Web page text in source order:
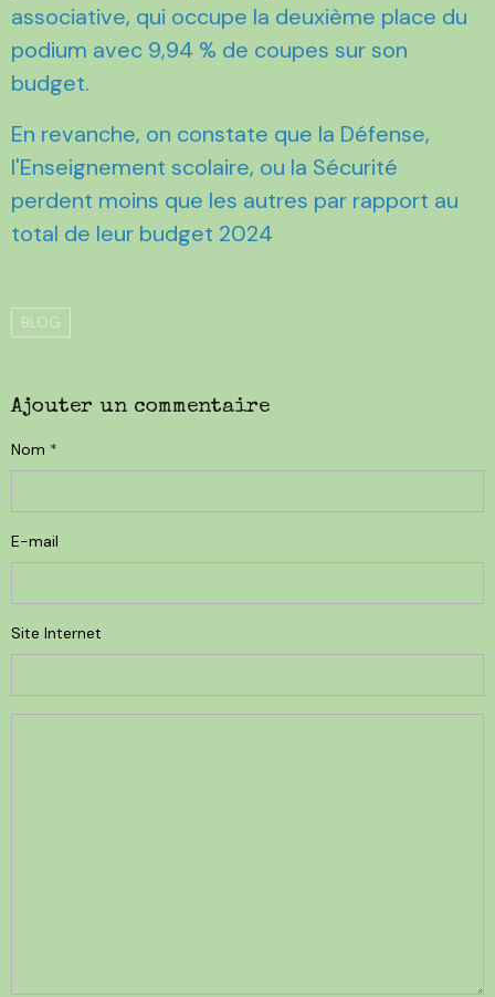
associative, qui occupe la deuxième place du
podium avec 9,94 % de coupes sur son
budget.
En revanche, on constate que la Défense,
l'Enseignement scolaire, ou la Sécurité
perdent moins que les autres par rapport au
total de leur budget 2024
BLOG
Ajouter un commentaire
Nom
E-mail
Site Internet